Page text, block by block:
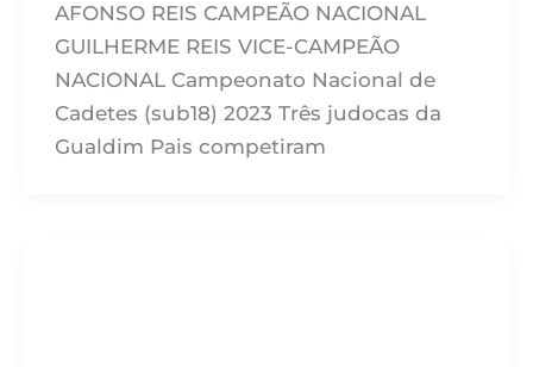
AFONSO REIS CAMPEÃO NACIONAL
GUILHERME REIS VICE-CAMPEÃO
NACIONAL Campeonato Nacional de
Cadetes (sub18) 2023 Três judocas da
Gualdim Pais competiram